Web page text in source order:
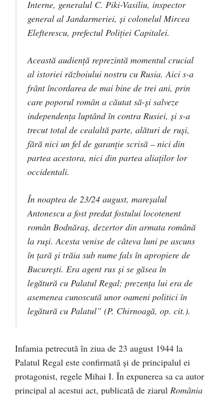
Interne, generalul C. Piki-Vasiliu, inspector
general al Jandarmeriei, şi colonelul Mircea
Elefterescu, prefectul Poliţiei Capitalei.
Această audienţă reprezintă momentul crucial
al istoriei războiului nostru cu Rusia. Aici s-a
frânt încordarea de mai bine de trei ani, prin
care poporul român a căutat să-şi salveze
independenţa luptând în contra Rusiei, şi s-a
trecut total de cealaltă parte, alături de ruşi,
fără nici un fel de garanţie scrisă – nici din
partea acestora, nici din partea aliaţilor lor
occidentali.
În noaptea de 23/24 august, mareşalul
Antonescu a fost predat fostului locotenent
român Bodnăraş, dezertor din armata română
la ruşi. Acesta venise de câteva luni pe ascuns
în ţară şi trăia sub nume fals în apropiere de
Bucureşti. Era agent rus şi se găsea în
legătură cu Palatul Regal; prezenţa lui era de
asemenea cunoscută unor oameni politici în
legătură cu Palatul” (P. Chirnoagă, op. cit.).
Infamia petrecută în ziua de 23 august 1944 la
Palatul Regal este confirmată şi de principalul ei
protagonist, regele Mihai I. În expunerea sa ca autor
principal al acestui act, publicată de ziarul România